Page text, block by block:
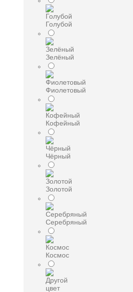
Голубой
Зелёный
Фиолетовый
Кофейный
Чёрный
Золотой
Серебряный
Космос